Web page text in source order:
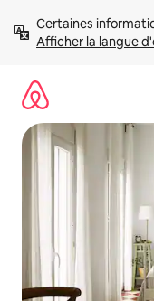
directement
Afficher la langue